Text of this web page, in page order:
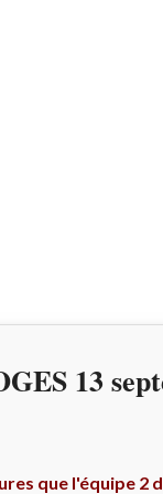
13
que l'équipe 2